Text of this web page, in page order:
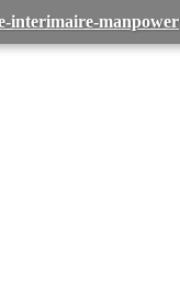
interimaire-manpower